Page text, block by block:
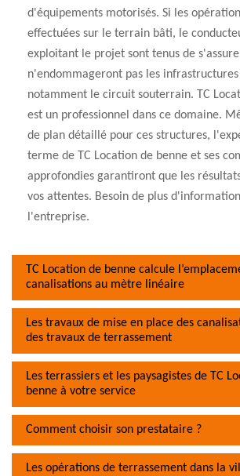
d'équipements motorisés. Si les
effectuées sur le terrain bâti, le
exploitant le projet sont tenus de
n'endommageront pas les
notamment le circuit souterrain. TC
est un professionnel dans ce domaine.
de plan détaillé pour ces structures,
terme de TC Location de benne et ses
approfondies garantiront que les
vos attentes. Besoin de plus
l'entreprise.
TC Location de benne calcule
canalisations au mètre linéaire
Les travaux de mise en place des
des travaux de terrassement
Les terrassiers et les paysagistes de TC
benne à votre service
Comment choisir son prestataire ?
Les opérations de terrassement dans la